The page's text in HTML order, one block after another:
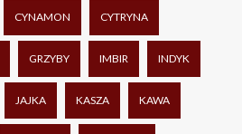
CYNAMON CYTRYNA
GRZYBY IMBIR INDYK
JAJKA KASZA KAWA